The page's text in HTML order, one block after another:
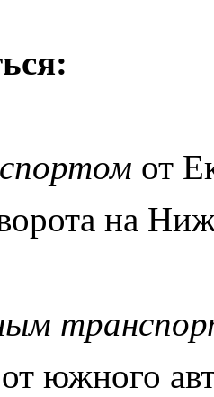
от
на
южного